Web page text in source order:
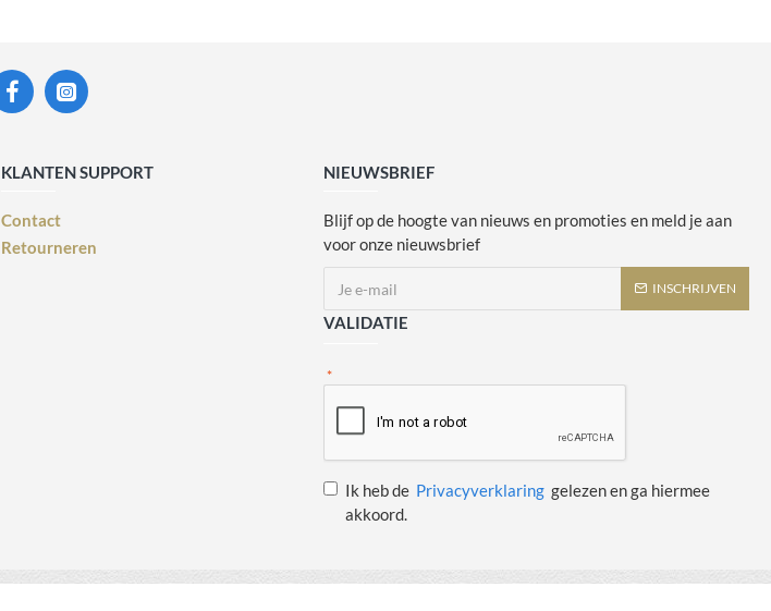
KLANTEN SUPPORT
Contact
Retourneren
NIEUWSBRIEF
Blijf op de hoogte van nieuws en promoties en meld je aan
voor onze nieuwsbrief
INSCHRIJVEN
VALIDATIE
Ik heb de Privacyverklaring gelezen en ga hiermee
akkoord.